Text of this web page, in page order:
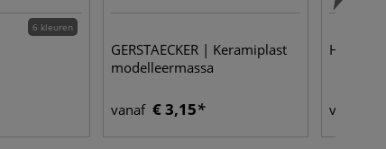
6 kleuren
GERSTAECKER | Keramiplast
modelleermassa
vanaf € 3,15 vanaf